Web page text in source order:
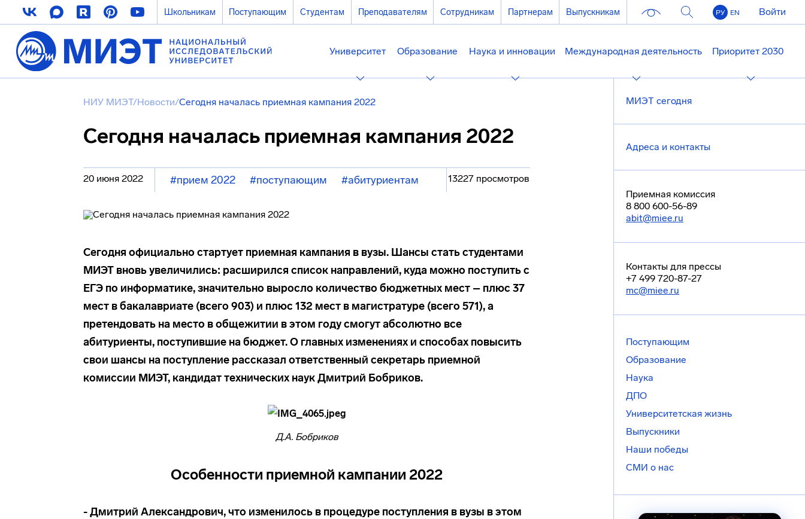
Школьникам Поступающим Студентам Преподавателям Сотрудникам Партнерам Выпускникам РУ EN Войти
Университет Образование Наука и инновации Международная деятельность Приоритет 2030
НИУ МИЭТ/Новости/Сегодня началась приемная кампания 2022
Сегодня началась приемная кампания 2022
20 июня 2022 #прием 2022 #поступающим #абитуриентам 13227 просмотров
Сегодня официально стартует приемная кампания в вузы. Шансы стать студентами
МИЭТ вновь увеличились: расширился список направлений, куда можно поступить с
ЕГЭ по информатике, значительно выросло количество бюджетных мест – плюс 37
мест в бакалавриате (всего 903) и плюс 132 мест в магистратуре (всего 571), а
претендовать на место в общежитии в этом году смогут абсолютно все
абитуриенты, поступившие на бюджет. О главных изменениях и способах повысить
свои шансы на поступление рассказал ответственный секретарь приемной
комиссии МИЭТ, кандидат технических наук Дмитрий Бобриков.
Д.А. Бобриков
Особенности приемной кампании 2022
- Дмитрий Александрович, что изменилось в процедуре поступления в вузы в этом
МИЭТ сегодня
Адреса и контакты
Приемная комиссия
8 800 600-56-89
abit@miee.ru
Контакты для прессы
+7 499 720-87-27
mc@miee.ru
Поступающим
Образование
Наука
ДПО
Университетская жизнь
Выпускники
Наши победы
СМИ о нас